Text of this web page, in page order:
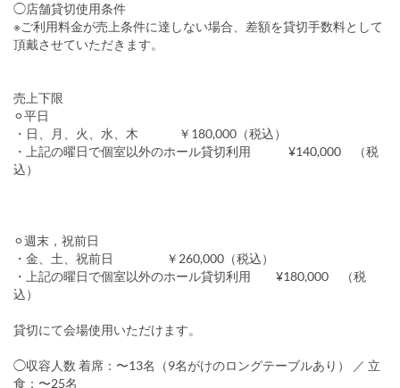
◯店舗貸切使用条件
※ご利用料金が売上条件に達しない場合、差額を貸切手数料として
頂戴させていただきます。
売上下限
⚪︎平日
・日、月、火、水、木 ￥180,000（税込）
・上記の曜日で個室以外のホール貸切利用 ¥140,000 （税
込）
⚪︎週末，祝前日
・金、土、祝前日 ￥260,000（税込）
・上記の曜日で個室以外のホール貸切利用 ¥180,000 （税
込）
貸切にて会場使用いただけます。
◯収容人数 着席：〜13名（9名がけのロングテーブルあり） ／ 立
食：〜25名